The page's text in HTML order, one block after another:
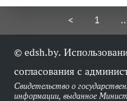
< 1
© edsh.by.
согласования с
Свидетельство о
информации, выданное